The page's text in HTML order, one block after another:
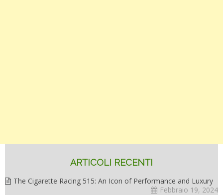
ARTICOLI RECENTI
The Cigarette Racing 515: An Icon of Performance and Luxury
Febbraio 19, 2024